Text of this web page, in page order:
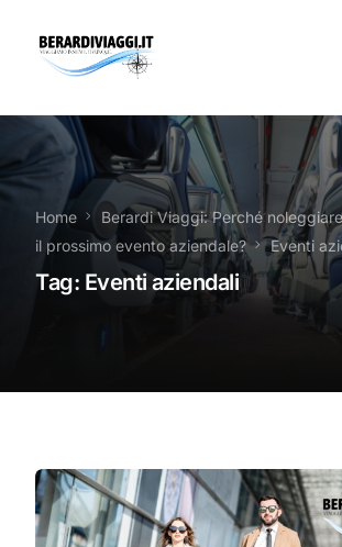
Home
Berardi Viaggi: Perché
il prossimo evento aziendale?
Eventi
Tag: Eventi aziendali
Chi Siamo
Noleggio
Autobus servizi
Vacanze Viaggi